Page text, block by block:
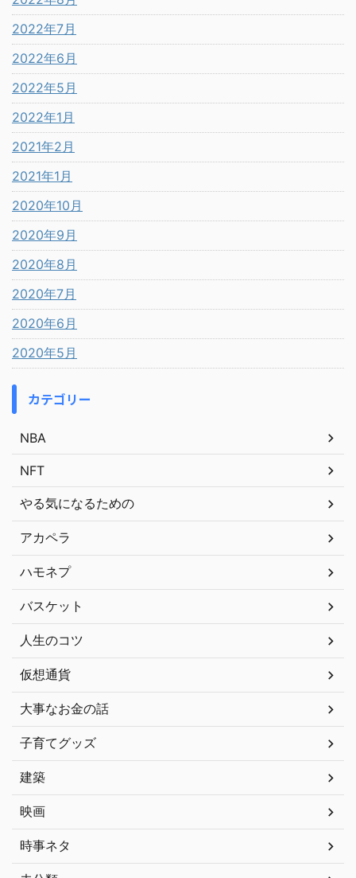
2022年7月
2022年6月
2022年5月
2022年1月
2021年2月
2021年1月
2020年10月
2020年9月
2020年8月
2020年7月
2020年6月
2020年5月
カテゴリー
NBA
NFT
やる気になるための
アカペラ
ハモネプ
バスケット
人生のコツ
仮想通貨
大事なお金の話
子育てグッズ
建築
映画
時事ネタ